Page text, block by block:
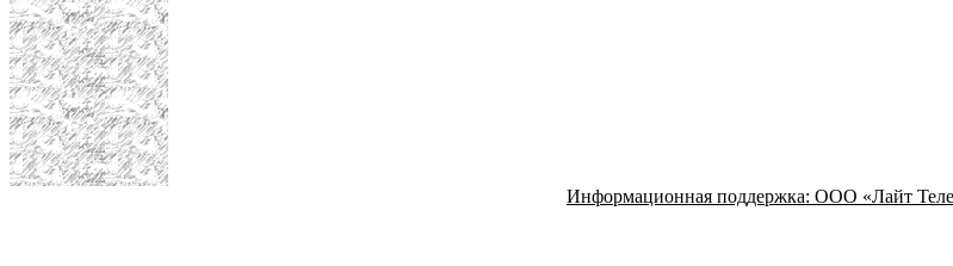
Информационная поддержка: ООО «Лайт